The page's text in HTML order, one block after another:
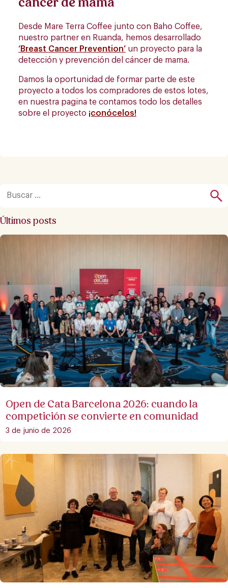
Desde Mare Terra Coffee junto con Baho Coffee,
nuestro partner en Ruanda, hemos desarrollado
‘Breast Cancer Prevention’ un proyecto para la
detección y prevención del cáncer de mama.
Damos la oportunidad de formar parte de este
proyecto a todos los compradores de estos lotes,
en nuestra pagina te contamos todo los detalles
sobre el proyecto ¡conócelos!
Últimos posts
Open de Cata Barcelona 2026: cuando la
competición se convierte en comunidad
3 de junio de 2026